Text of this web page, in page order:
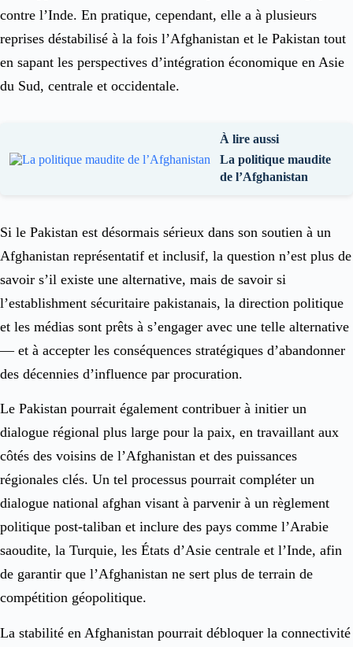
contre l’Inde. En pratique, cependant, elle a à plusieurs
reprises déstabilisé à la fois l’Afghanistan et le Pakistan tout
en sapant les perspectives d’intégration économique en Asie
du Sud, centrale et occidentale.
À lire aussi
La politique maudite
de l’Afghanistan
Si le Pakistan est désormais sérieux dans son soutien à un
Afghanistan représentatif et inclusif, la question n’est plus de
savoir s’il existe une alternative, mais de savoir si
l’establishment sécuritaire pakistanais, la direction politique
et les médias sont prêts à s’engager avec une telle alternative
— et à accepter les conséquences stratégiques d’abandonner
des décennies d’influence par procuration.
Le Pakistan pourrait également contribuer à initier un
dialogue régional plus large pour la paix, en travaillant aux
côtés des voisins de l’Afghanistan et des puissances
régionales clés. Un tel processus pourrait compléter un
dialogue national afghan visant à parvenir à un règlement
politique post-taliban et inclure des pays comme l’Arabie
saoudite, la Turquie, les États d’Asie centrale et l’Inde, afin
de garantir que l’Afghanistan ne sert plus de terrain de
compétition géopolitique.
La stabilité en Afghanistan pourrait débloquer la connectivité